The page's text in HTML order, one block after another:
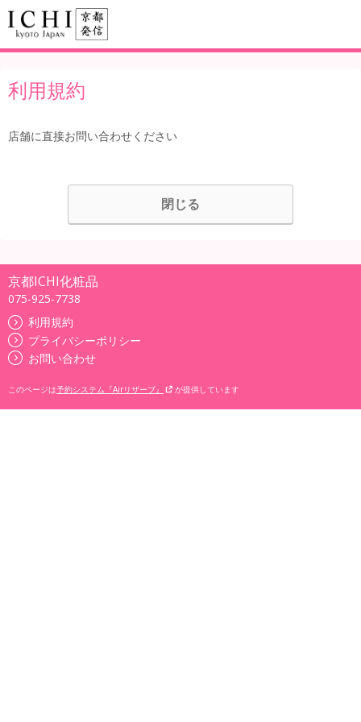
利用規約
店舗に直接お問い合わせください
閉じる
京都ICHI化粧品
075-925-7738
利用規約
プライバシーポリシー
お問い合わせ
このページは予約システム『Airリザーブ』 が提供しています